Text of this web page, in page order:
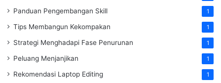
Panduan Pengembangan Skill 1
Tips Membangun Kekompakan 1
Strategi Menghadapi Fase Penurunan 1
Peluang Menjanjikan 1
Rekomendasi Laptop Editing 1